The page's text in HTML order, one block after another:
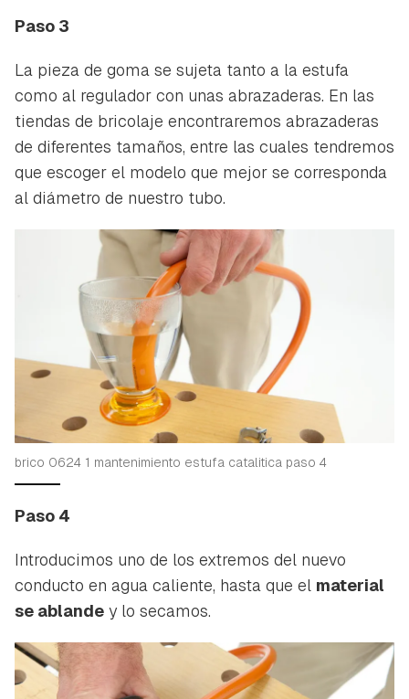
Guardar como favorito
Para poder guardar como favorito, primero has de
iniciar sesión con tu cuenta de Hogarmanía.
Paso 3
La pieza de goma se sujeta tanto a la estufa
como al regulador con unas abrazaderas. En las
tiendas de bricolaje encontraremos abrazaderas
de diferentes tamaños, entre las cuales tendremos
que escoger el modelo que mejor se corresponda
al diámetro de nuestro tubo.
brico 0624 1 mantenimiento estufa catalitica paso 4
Paso 4
Introducimos uno de los extremos del nuevo
conducto en agua caliente, hasta que el material
se ablande y lo secamos.
Gracias por suscribirte a nuestro boletín.
ACEPTAR